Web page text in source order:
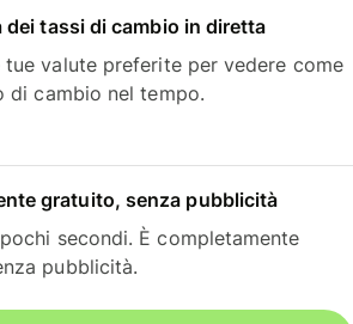
dei tassi di cambio in diretta
tue valute preferite per vedere come
di cambio nel tempo.
gratuito, senza pubblicità
secondi. È completamente
pubblicità.